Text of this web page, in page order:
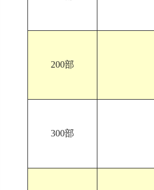
200部
300部